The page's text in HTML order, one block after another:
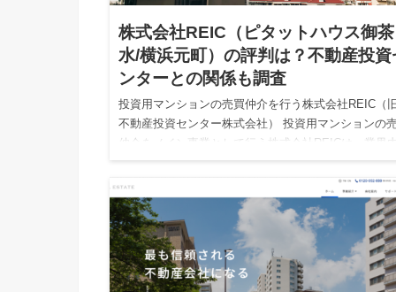
株式会社REIC（ピタットハウス御
水/横浜元町）の評判は？不動産投資
ンターとの関係も調査
投資用マンションの売買仲介を行う株式会社REIC（
不動産投資センター株式会社） 投資用マンションの
仲介をメイン事業として行う株式会社REICは、業界